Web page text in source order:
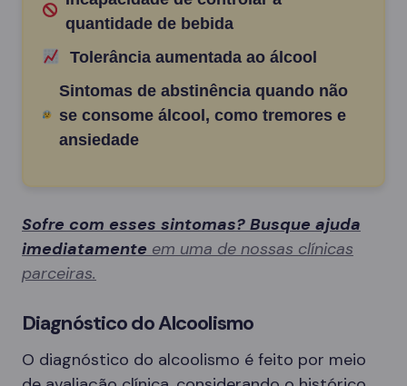
quantidade de bebida
Tolerância aumentada ao álcool
Sintomas de abstinência quando não
se consome álcool, como tremores e
ansiedade
Sofre com esses sintomas? Busque ajuda
imediatamente em uma de nossas clínicas
parceiras.
Diagnóstico do Alcoolismo
O diagnóstico do alcoolismo é feito por meio